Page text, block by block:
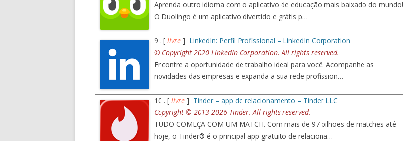
Aprenda outro idioma com o aplicativo de educação mais baixado do mundo!
O Duolingo é um aplicativo divertido e grátis p…
9 . [ livre ] LinkedIn: Perfil Profissional – LinkedIn Corporation
© Copyright 2020 LinkedIn Corporation. All rights reserved.
Encontre a oportunidade de trabalho ideal para você. Acompanhe as
novidades das empresas e expanda a sua rede profission…
10 . [ livre ] Tinder – app de relacionamento – Tinder LLC
Copyright © 2013-2026 Tinder. All rights reserved.
TUDO COMEÇA COM UM MATCH. Com mais de 97 bilhões de matches até
hoje, o Tinder® é o principal app gratuito de relaciona…